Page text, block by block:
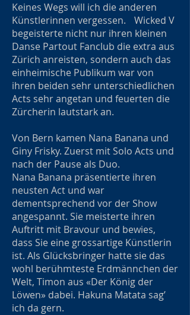
Keines Wegs will ich die anderen
Künstlerinnen vergessen. Wicked V
begeisterte nicht nur ihren kleinen
Danse Partout Fanclub die extra aus
Zürich anreisten, sondern auch das
einheimische Publikum war von
ihren beiden sehr unterschiedlichen
Acts sehr angetan und feuerten die
Zürcherin lautstark an.
Von Bern kamen Nana Banana und
Giny Frisky. Zuerst mit Solo Acts und
nach der Pause als Duo.
Nana Banana präsentierte ihren
neusten Act und war
dementsprechend vor der Show
angespannt. Sie meisterte ihren
Auftritt mit Bravour und bewies,
dass Sie eine grossartige Künstlerin
ist. Als Glücksbringer hatte sie das
wohl berühmteste Erdmännchen der
Welt, Timon aus «Der König der
Löwen» dabei. Hakuna Matata sag’
ich da gern.